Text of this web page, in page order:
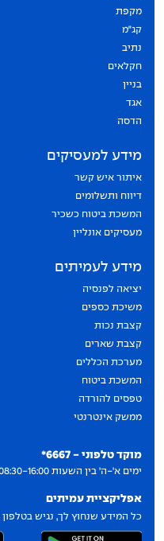
מוקד טלפוני - 6667*
ימים א'-ה' בין השעות 08:30-16:00
אפליקציית עמיתים
כל המידע שנחוץ לך, נגיש
מקפת
קג״מ
נתיב
חקלאים
בניין
אגד
הדסה
מידע למעסיקים
איתור איש קשר
דיווח ותשלומים
המשכת ביטוח כשכיר
מעסיקים אונליין
מידע לעמיתים
יציאה לפנסיה
משיכת כספים
קצבת נכות
קצבת שארים
מערכת הכללים
המשכת ביטוח
טפסים להורדה
ממשק אינטרנטי